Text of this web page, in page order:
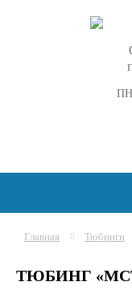
Главная Тюбинги
ТЮБИНГ